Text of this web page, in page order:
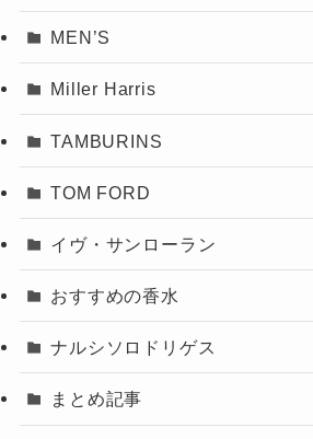
MEN’S
Miller Harris
TAMBURINS
TOM FORD
イヴ・サンローラン
おすすめの香水
ナルシソロドリゲス
まとめ記事